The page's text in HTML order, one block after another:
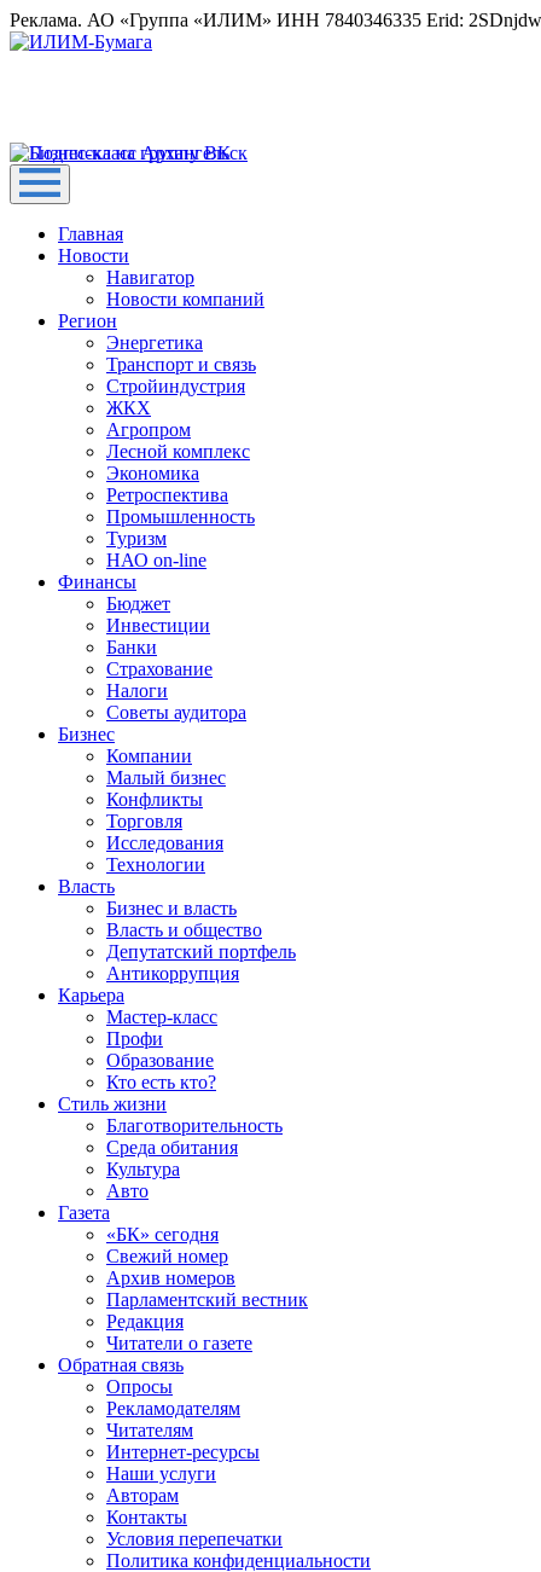
Реклама. АО «Группа «ИЛИМ» ИНН 7840346335 Erid:
Главная
Новости
Навигатор
Новости компаний
Регион
Энергетика
Транспорт и связь
Стройиндустрия
ЖКХ
Агропром
Лесной комплекс
Экономика
Ретроспектива
Промышленность
Туризм
НАО on-line
Финансы
Бюджет
Инвестиции
Банки
Страхование
Налоги
Советы аудитора
Бизнес
Компании
Малый бизнес
Конфликты
Торговля
Исследования
Технологии
Власть
Бизнес и власть
Власть и общество
Депутатский портфель
Антикоррупция
Карьера
Мастер-класс
Профи
Образование
Кто есть кто?
Стиль жизни
Благотворительность
Среда обитания
Культура
Авто
Газета
«БК» сегодня
Свежий номер
Архив номеров
Парламентский вестник
Редакция
Читатели о газете
Обратная связь
Опросы
Рекламодателям
Читателям
Интернет-ресурсы
Наши услуги
Авторам
Контакты
Условия перепечатки
Политика конфиденциальности